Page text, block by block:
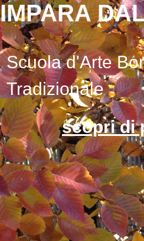
IMPARA
Scuola d'Arte
Tradizionale
scopri di